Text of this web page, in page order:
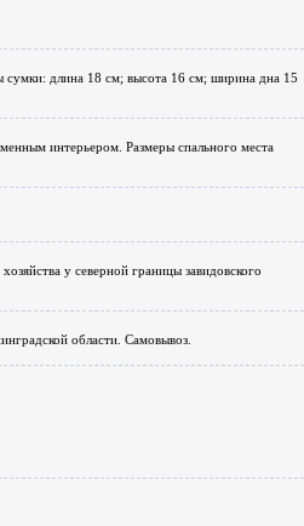
сумки: длина 18 см; высота 16 см; ширина дна 15
интеpьepом. Paзмepы спaльногo места
у северной границы завидовского
области. Самовывоз.